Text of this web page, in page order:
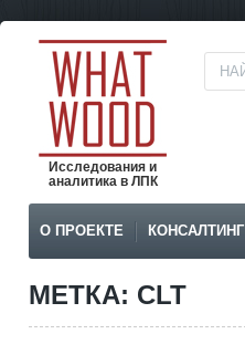
Исследования и
аналитика в ЛПК
О ПРОЕКТЕ КОНСАЛТИНГ
МЕТКА: CLT